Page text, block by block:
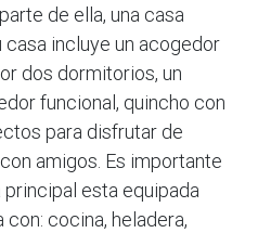
de ella, una casa
casa incluye un acogedor
dos dormitorios, un
funcional, quincho con
para disfrutar de
amigos. Es importante
esta equipada
cocina, heladera,